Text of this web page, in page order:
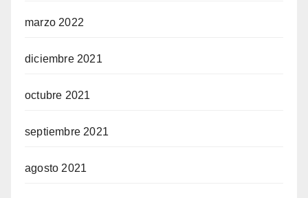
marzo 2022
diciembre 2021
octubre 2021
septiembre 2021
agosto 2021